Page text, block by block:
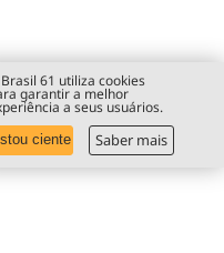
61 utiliza cookies
garantir a melhor
a seus usuários.
ciente Saber mais